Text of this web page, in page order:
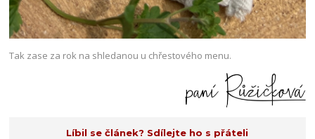
Tak zase za rok na shledanou u chřestového menu.
Líbil se článek? Sdílejte ho s přáteli